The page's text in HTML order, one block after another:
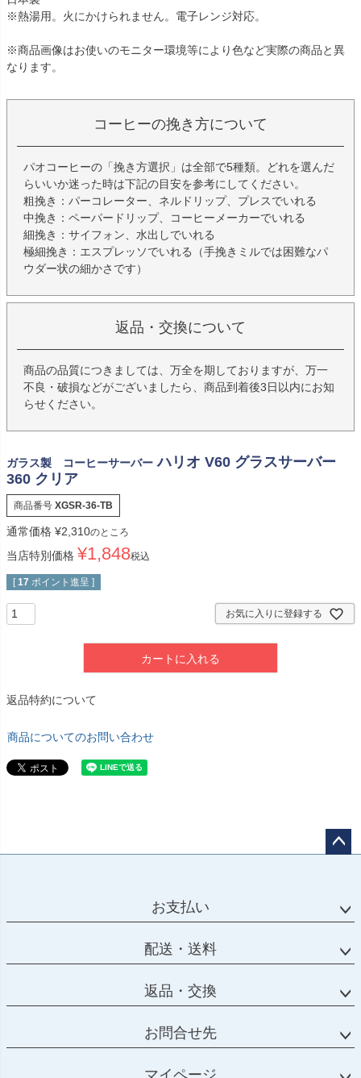
※熱湯用。火にかけられません。電子レンジ対応。
※商品画像はお使いのモニター環境等により色など実際の商品と異
なります。
コーヒーの挽き方について
パオコーヒーの「挽き方選択」は全部で5種類。どれを選んだ
らいいか迷った時は下記の目安を参考にしてください。
粗挽き：パーコレーター、ネルドリップ、プレスでいれる
中挽き：ペーパードリップ、コーヒーメーカーでいれる
細挽き：サイフォン、水出しでいれる
極細挽き：エスプレッソでいれる（手挽きミルでは困難なパ
ウダー状の細かさです）
返品・交換について
商品の品質につきましては、万全を期しておりますが、万一
不良・破損などがございましたら、商品到着後3日以内にお知
らせください。
ガラス製 コーヒーサーバー ハリオ V60 グラスサーバー
360 クリア
商品番号 XGSR-36-TB
通常価格 ¥2,310のところ
当店特別価格 ¥1,848税込
[ 17 ポイント進呈 ]
お気に入りに登録する
カートに入れる
返品特約について
商品についてのお問い合わせ
お支払い
配送・送料
返品・交換
お問合せ先
マイページ